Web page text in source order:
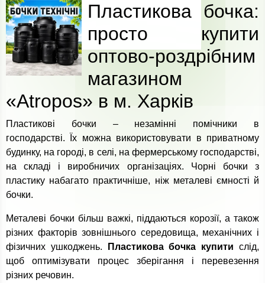
Пластикова бочка:
просто купити
оптово-роздрібним
магазином
«Atropos» в м. Харків
Пластикові бочки – незамінні помічники в
господарстві. Їх можна використовувати в приватному
будинку, на городі, в селі, на фермерському господарстві,
на складі і виробничих організаціях. Чорні бочки з
пластику набагато практичніше, ніж металеві ємності й
бочки.
Металеві бочки більш важкі, піддаються корозії, а також
різних факторів зовнішнього середовища, механічних і
фізичних ушкоджень.
Пластикова бочка купити слід,
щоб оптимізувати процес зберігання і перевезення
різних речовин.